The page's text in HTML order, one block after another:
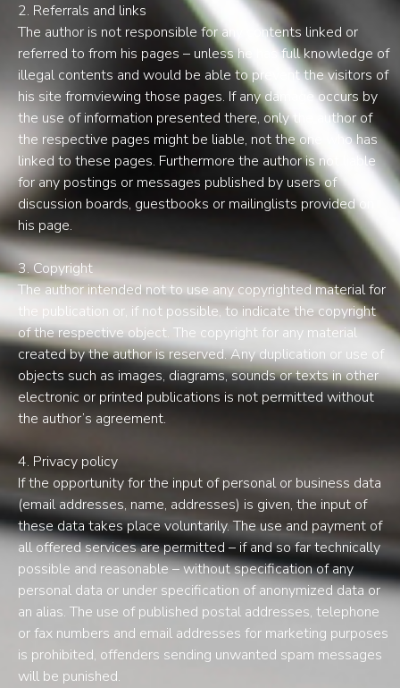
2. Referrals and links
The author is not responsible for any contents linked or
referred to from his pages – unless he has full knowledge of
illegal contents and would be able to prevent the visitors of
his site fromviewing those pages. If any damage occurs by
the use of information presented there, only the author of
the respective pages might be liable, not the one who has
linked to these pages. Furthermore the author is not liable
for any postings or messages published by users of
discussion boards, guestbooks or mailinglists provided on
his page.
3. Copyright
The author intended not to use any copyrighted material for
the publication or, if not possible, to indicate the copyright
of the respective object. The copyright for any material
created by the author is reserved. Any duplication or use of
objects such as images, diagrams, sounds or texts in other
electronic or printed publications is not permitted without
the author’s agreement.
4. Privacy policy
If the opportunity for the input of personal or business data
(email addresses, name, addresses) is given, the input of
these data takes place voluntarily. The use and payment of
all offered services are permitted – if and so far technically
possible and reasonable – without specification of any
personal data or under specification of anonymized data or
an alias. The use of published postal addresses, telephone
or fax numbers and email addresses for marketing purposes
is prohibited, offenders sending unwanted spam messages
will be punished.